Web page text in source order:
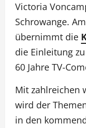
Victoria
Schrowange.
übernimmt die
die Einleitung
60 Jahre TV-
Mit zahlreichen
wird der
in den